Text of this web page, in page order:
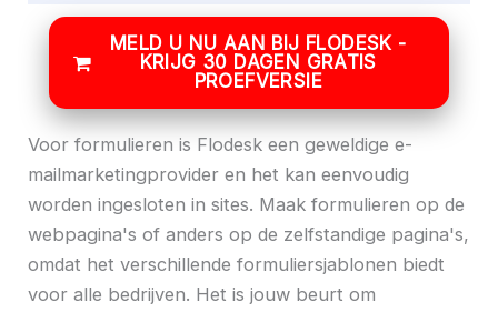
MELD U NU AAN BIJ FLODESK -
KRIJG 30 DAGEN GRATIS
PROEFVERSIE
Voor formulieren is Flodesk een geweldige e-
mailmarketingprovider en het kan eenvoudig
worden ingesloten in sites. Maak formulieren op de
webpagina's of anders op de zelfstandige pagina's,
omdat het verschillende formuliersjablonen biedt
voor alle bedrijven. Het is jouw beurt om